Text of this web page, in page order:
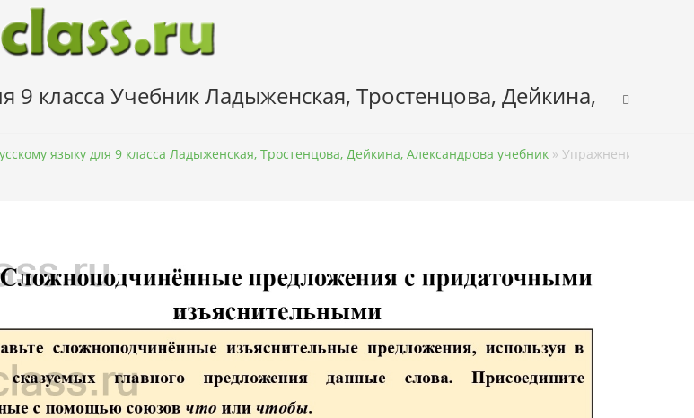
9 класса Учебник Ладыженская, Тростенцова, Дейкина,
языку для 9 класса Ладыженская, Тростенцова, Дейкина, Александрова учебник » Упражнение 119 –